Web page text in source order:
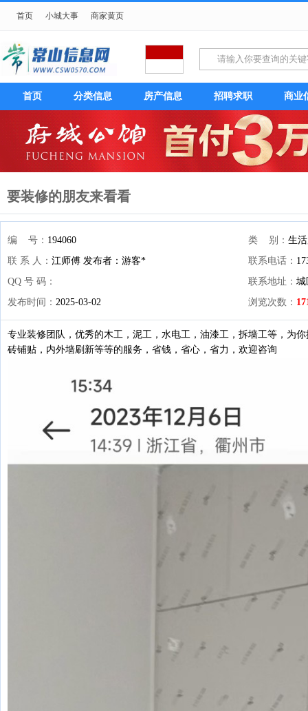
首页 小城大事 商家黄页
首页 分类信息 房产信息 招聘求职 商业
要装修的朋友来看看
编 号： 194060 类 别： 生
联 系 人： 江师傅 发布者：游客* 联系电话：
QQ 号 码：
联系地址： 城
发布时间： 2025-03-02 浏览次数：
专业装修团队，优秀的木工，泥工，水电工，油漆工，拆墙工等，为
砖铺贴，内外墙刷新等等的服务，省钱，省心，省力，欢迎咨询